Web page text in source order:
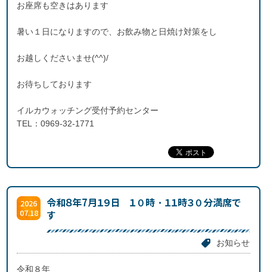
お座席も空きはあります
暑い１日になりますので、お飲み物と日焼け対策をし
お越しくださいませ(^^)/
お待ちしております
イルカウォッチング受付予約センター
TEL：0969-32-1771
2026
07.18
令和８年7月１９日 １０時・１１時３０分満席で
す
お知らせ
令和８年